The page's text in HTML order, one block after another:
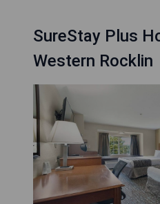
SureStay Plus
Western Rocklin